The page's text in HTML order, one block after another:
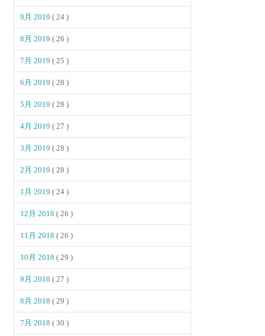
9月 2019( 24 )
8月 2019( 26 )
7月 2019( 25 )
6月 2019( 28 )
5月 2019( 28 )
4月 2019( 27 )
3月 2019( 28 )
2月 2019( 28 )
1月 2019( 24 )
12月 2018( 26 )
11月 2018( 26 )
10月 2018( 29 )
9月 2018( 27 )
8月 2018( 29 )
7月 2018( 30 )